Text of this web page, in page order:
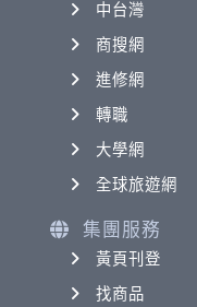
中台灣
商搜網
進修網
轉職
大學網
全球旅遊網
集團服務
黃頁刊登
找商品